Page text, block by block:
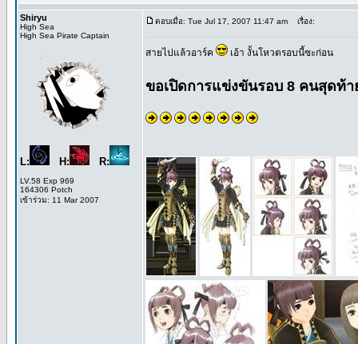
Shiryu
High Sea
High Sea Pirate Captain
L: H: R:
LV.58 Exp 969
164306 Potch
เข้าร่วม: 11 Mar 2007
ตอบเมื่อ: Tue Jul 17, 2007 11:47 am เรื่อง:
สายไปแล้วอาร์ค เอ้า งั้นโหวตรอบนี้ซะก่อน
ขอเปิดการแข่งขันรอบ 8 คนสุดท้